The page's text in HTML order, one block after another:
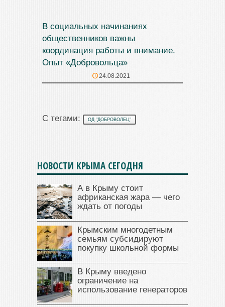
В социальных начинаниях
общественников важны
координация работы и внимание.
Опыт «Добровольца»
24.08.2021
С тегами: ОД "ДОБРОВОЛЕЦ"
НОВОСТИ КРЫМА СЕГОДНЯ
А в Крыму стоит
африканская жара — чего
ждать от погоды
Крымским многодетным
семьям субсидируют
покупку школьной формы
В Крыму введено
ограничение на
использование генераторов